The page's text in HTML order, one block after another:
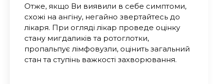
Отже, якщо Ви виявили в себе симптоми,
схожі на ангіну, негайно звертайтесь до
лікаря. При огляді лікар проведе оцінку
стану мигдаликів та ротоглотки,
пропальпує лімфовузли, оцінить загальний
стан та ступінь важкості захворювання.